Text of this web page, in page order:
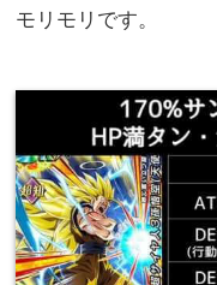
モリモリです。